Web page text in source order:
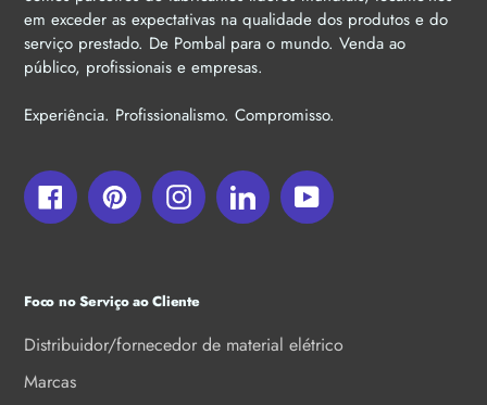
em exceder as expectativas na qualidade dos produtos e do
serviço prestado. De Pombal para o mundo. Venda ao
público, profissionais e empresas.
Experiência. Profissionalismo. Compromisso.
FacebookPinterestInstagramLinkedInYouTube
Foco no Serviço ao Cliente
Distribuidor/fornecedor de material elétrico
Marcas